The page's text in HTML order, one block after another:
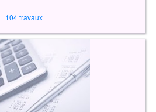
104 travaux